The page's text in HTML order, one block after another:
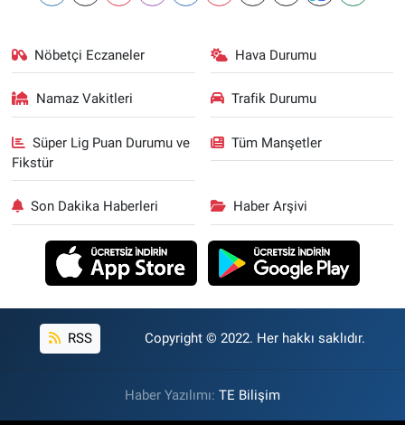
Nöbetçi Eczaneler Hava Durumu
Namaz Vakitleri Trafik Durumu
Süper Lig Puan Durumu ve
Fikstür
Tüm Manşetler
Son Dakika Haberleri Haber Arşivi
RSS Copyright © 2022. Her hakkı saklıdır.
Haber Yazılımı: TE Bilişim